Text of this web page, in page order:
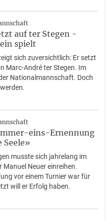
auf ter Stegen -
spielt
sich zuversichtlich: Er setzt
Marc-André ter Stegen. Im
Nationalmannschaft. Doch
eins-Ernennung
Seele»
musste sich jahrelang im
Neuer einreihen.
vor einem Turnier war für
will er Erfolg haben.